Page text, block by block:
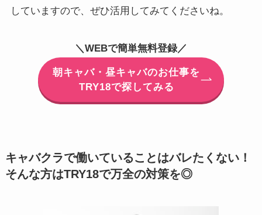
していますので、ぜひ活用してみてくださいね。
＼WEBで簡単無料登録／
朝キャバ・昼キャバのお仕事を
TRY18で探してみる
キャバクラで働いていることはバレたくない！
そんな方はTRY18で万全の対策を◎